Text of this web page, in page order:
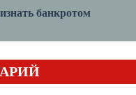
банкротом